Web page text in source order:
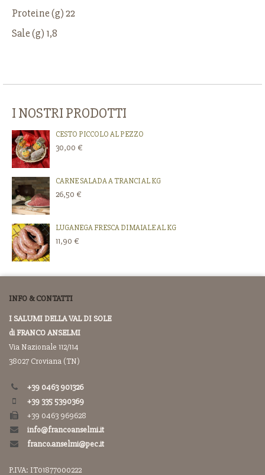
Proteine (g) 22
Sale (g) 1,8
I NOSTRI PRODOTTI
CESTO PICCOLO AL PEZZO
30,00 €
CARNE SALADA A TRANCI AL KG
26,50 €
LUGANEGA FRESCA DI MAIALE AL KG
11,90 €
INFO & CONTATTI
I SALUMI DELLA VAL DI SOLE
di FRANCO ANSELMI
Via Nazionale 112/114
38027 Croviana (TN)
+39 0463 901326
+39 335 5390369
+39 0463 969628
info@francoanselmi.it
franco.anselmi@pec.it
P.IVA: IT01877000222